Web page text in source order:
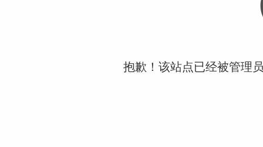
抱歉！该站点已经被管理